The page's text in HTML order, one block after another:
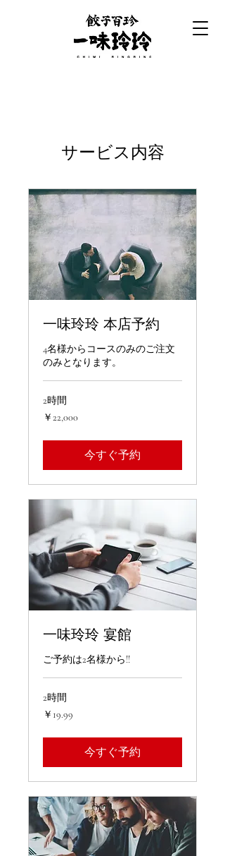
サービス内容
一味玲玲 本店予約
4名様からコースのみのご注文
のみとなります。
2時間
22,000
円
￥22,000
今すぐ予約
一味玲玲 宴館
ご予約は2名様から!!
2時間
19.99
円
￥19.99
今すぐ予約